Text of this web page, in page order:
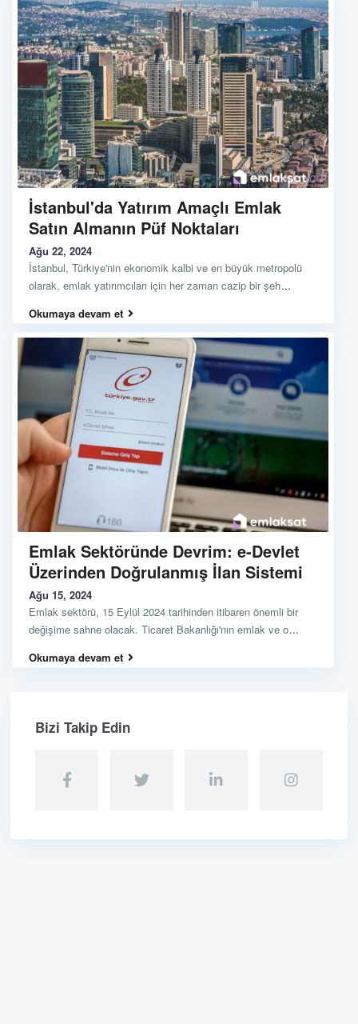
İstanbul'da Yatırım Amaçlı Emlak
Satın Almanın Püf Noktaları
Ağu 22, 2024
İstanbul, Türkiye'nin ekonomik kalbi ve en büyük metropolü
olarak, emlak yatırımcıları için her zaman cazip bir şeh...
Okumaya devam et
Emlak Sektöründe Devrim: e-Devlet
Üzerinden Doğrulanmış İlan Sistemi
Ağu 15, 2024
Emlak sektörü, 15 Eylül 2024 tarihinden itibaren önemli bir
değişime sahne olacak. Ticaret Bakanlığı'nın emlak ve o...
Okumaya devam et
Bizi Takip Edin